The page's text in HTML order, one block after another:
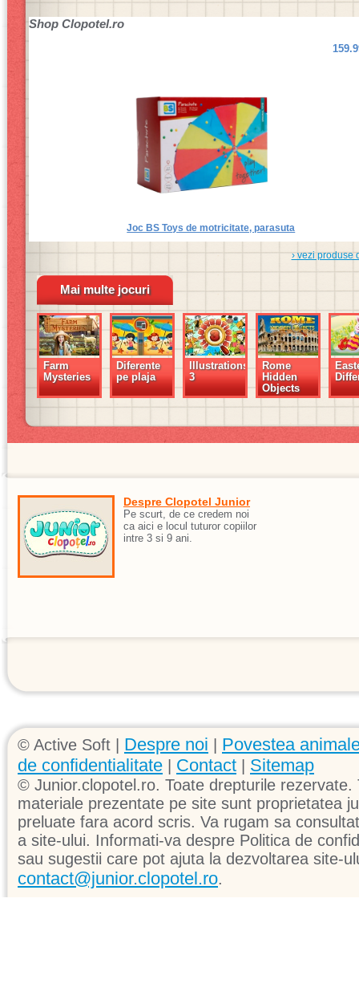
Shop Clopotel.ro
Joc BS Toys de motricitate, parasuta
› vezi produse
Mai multe jocuri
Farm
Mysteries
Diferente
pe plaja
Illustrations
3
Rome
Hidden
Objects
Despre Clopotel Junior
Pe scurt, de ce credem noi
ca aici e locul tuturor copiilor
intre 3 si 9 ani.
© Active Soft | Despre noi
Povestea
de confidentialitate
Contact Sitemap
© Junior.clopotel.ro. Toate drepturile
materiale prezentate pe site sunt proprietatea
preluate fara acord scris. Va rugam sa
a site-ului. Informati-va despre Politica de
sau sugestii care pot ajuta la dezvoltarea site-
contact@junior.clopotel.ro.